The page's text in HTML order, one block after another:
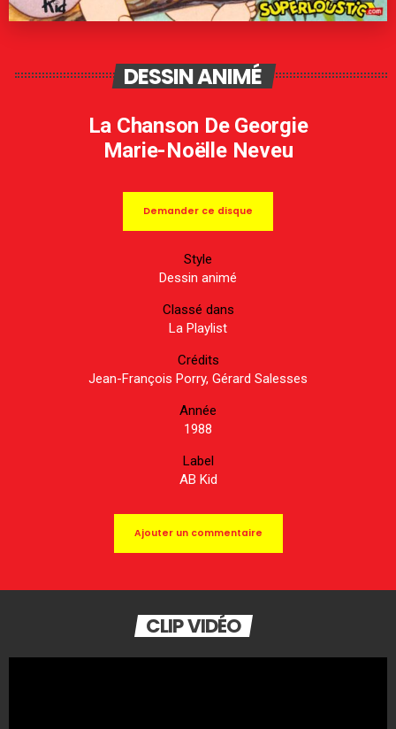
DESSIN ANIMÉ
La Chanson De Georgie
Marie-Noëlle Neveu
Demander ce disque
Style
Dessin animé
Classé dans
La Playlist
Crédits
Jean-François Porry, Gérard Salesses
Année
1988
Label
AB Kid
Ajouter un commentaire
CLIP VIDÉO